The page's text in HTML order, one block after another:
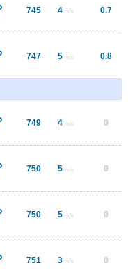
745 4 m/s 0.7
747 5 m/s 0.8
749 4 m/s 0
750 5 m/s 0
750 5 m/s 0
751 3 m/s 0